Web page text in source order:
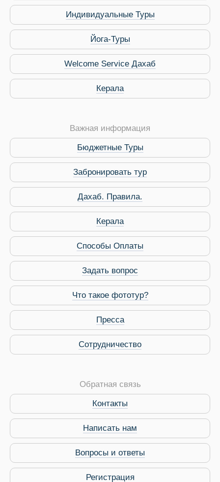
Дахаб
Виза в Индию
Индивидуальные Туры
Йога-Туры
Welcome Service Дахаб
Керала
Важная информация
Бюджетные Туры
Забронировать тур
Дахаб. Правила.
Керала
Способы Оплаты
Задать вопрос
Что такое фототур?
Пресса
Сотрудничество
Обратная связь
Контакты
Написать нам
Вопросы и ответы
Регистрация